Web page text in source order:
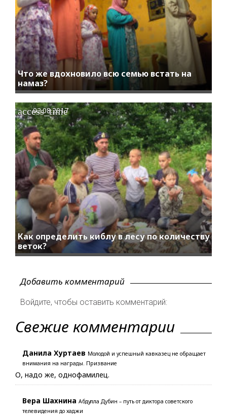
Что же вдохновило всю семью встать на
намаз?
Как определить киблу в лесу по количеству
веток?
access_time
02.08.2017
Добавить комментарий
Войдите, чтобы оставить комментарий:
Свежие комментарии
Данила Хуртаев Молодой и успешный кавказец не обращает
внимания на награды. Призвание
О, надо же, однофамилец.
Вера Шахнина Абдулла Дубин – путь от диктора советского
телевидения до хаджи